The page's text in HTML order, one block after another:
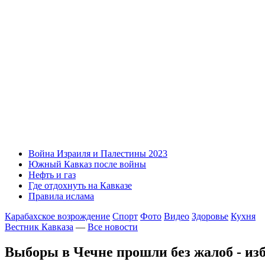
Война Израиля и Палестины 2023
Южный Кавказ после войны
Нефть и газ
Где отдохнуть на Кавказе
Правила ислама
Карабахское возрождение Спорт Фото Видео Здоровье Кухня
Вестник Кавказа — Все новости
Выборы в Чечне прошли без жалоб -